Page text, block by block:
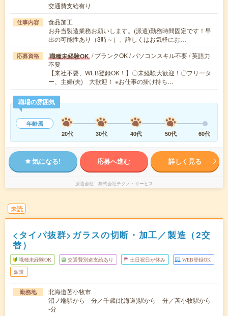
交通費支給有り
仕事内容
食品加工
お弁当製造業務お願いします。(派遣)勤務時間固定です！早
出の可能性あり（3時～）、詳しくはお気軽にお…
応募資格 職種未経験OK / ブランクOK / パソコンスキル不要 / 英語力
不要
【来社不要、WEB登録OK！】〇未経験大歓迎！〇フリータ
ー、主婦(夫) 大歓迎！ ※お仕事の掛け持ち…
職場の雰囲気
年齢層
20代
30代 40代 50代 60代
気になる! 応募へ進む 詳しく見る
派遣会社 株式会社テクノ・サービス
未読
<タイパ抜群>ガラスの切断・加工／製造（2交
替）
職種未経験OK 交通費別途支給あり 土日祝日が休み WEB登録OK
派遣
勤務地
北海道苫小牧市
沼ノ端駅から---分／千歳(北海道)駅から---分／苫小牧駅から--
-分